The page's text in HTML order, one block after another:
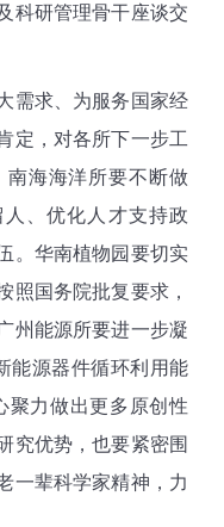
科研管理骨干座谈交
求、为服务国家经
定，对各所下一步工
海海洋所要不断做
人、优化人才支持政
。华南植物园要切实
照国务院批复要求，
州能源所要进一步凝
能源器件循环利用能
聚力做出更多原创性
究优势，也要紧密围
一辈科学家精神，力